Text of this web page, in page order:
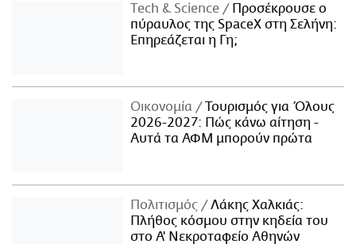
Τech & Science
Προσέκρουσε ο
πύραυλος της SpaceX στη Σελήνη:
Επηρεάζεται η Γη;
Οικονομία
Τουρισμός για Όλους
2026-2027: Πώς κάνω αίτηση -
Αυτά τα ΑΦΜ μπορούν πρώτα
Πολιτισμός
Λάκης Χαλκιάς:
Πλήθος κόσμου στην κηδεία του
στο Α' Νεκροταφείο Αθηνών